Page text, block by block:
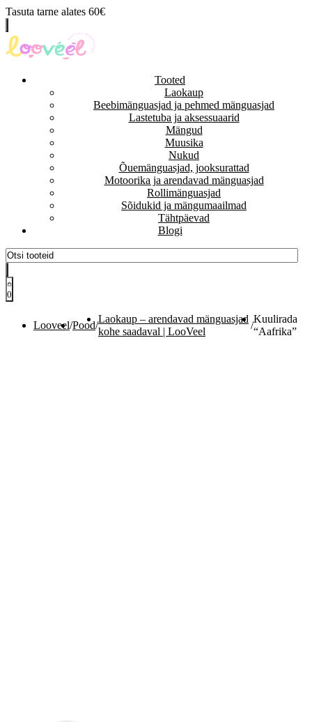
Tasuta tarne alates 60€
Tooted
Laokaup
Beebimänguasjad ja pehmed mänguasjad
Lastetuba ja aksessuaarid
Mängud
Muusika
Nukud
Õuemänguasjad, jooksurattad
Motoorika ja arendavad mänguasjad
Rollimänguasjad
Sõidukid ja mängumaailmad
Tähtpäevad
Blogi
0
Looveel/Pood/
Laokaup – arendavad mänguasjad
kohe saadaval | LooVeel
/
Kuulirada
“Aafrika”